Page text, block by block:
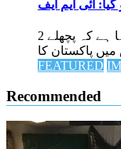
عالمی مالیاتی ادارے (آئی ایم ایف) نے کہا ہے کہ پچھلے 2
FEATURED
Recommended